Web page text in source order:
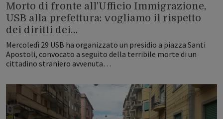
Morto di fronte all'Ufficio Immigrazione,
USB alla prefettura: vogliamo il rispetto
dei diritti dei…
Mercoledì 29 USB ha organizzato un presidio a piazza Santi
Apostoli, convocato a seguito della terribile morte di un
cittadino straniero avvenuta…